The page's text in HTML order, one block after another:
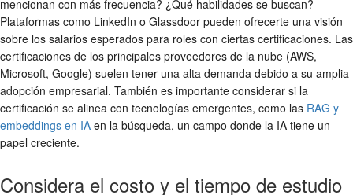
mencionan con más frecuencia? ¿Qué habilidades se buscan?
Plataformas como LinkedIn o Glassdoor pueden ofrecerte una visión
sobre los salarios esperados para roles con ciertas certificaciones. Las
certificaciones de los principales proveedores de la nube (AWS,
Microsoft, Google) suelen tener una alta demanda debido a su amplia
adopción empresarial. También es importante considerar si la
certificación se alinea con tecnologías emergentes, como las RAG y
embeddings en IA en la búsqueda, un campo donde la IA tiene un
papel creciente.
Considera el costo y el tiempo de estudio